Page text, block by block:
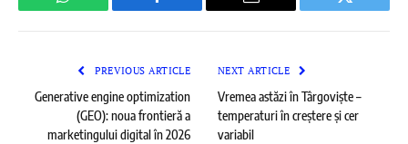
WhatsApp Facebook Email Twitter
PREVIOUS ARTICLE
Generative engine optimization
(GEO): noua frontieră a
marketingului digital în 2026
NEXT ARTICLE
Vremea astăzi în Târgoviște –
temperaturi în creștere și cer
variabil